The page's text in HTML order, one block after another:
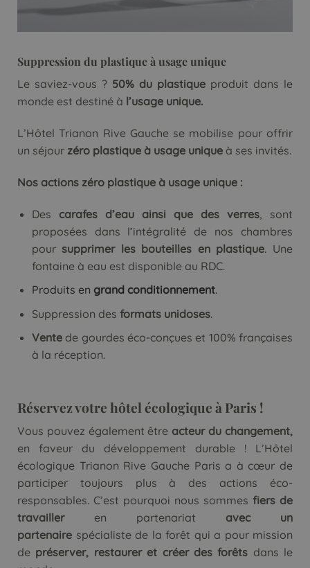
Suppression du plastique à usage unique
Le saviez-vous ? 50% du plastique produit dans le
monde est destiné à l’usage unique.
L’Hôtel Trianon Rive Gauche se mobilise pour offrir
un séjour zéro plastique à usage unique à ses invités.
Nos actions zéro plastique à usage unique :
Des carafes d’eau ainsi que des verres, sont
proposées dans l’intégralité de nos chambres
pour supprimer les bouteilles en plastique. Une
fontaine à eau est disponible au RDC.
Produits en grand conditionnement.
Suppression des formats unidoses.
Ventede gourdes éco-conçues et 100% françaises
à la réception.
Réservez votre hôtel écologique à Paris !
Vous pouvez également être acteur du changement,
en faveur du développement durable ! L’Hôtel
écologique Trianon Rive Gauche Paris a à cœur de
participer toujours plus à des actions éco-
responsables. C’est pourquoi nous sommes fiers de
travailleren partenariat avec un
partenaire spécialiste de la forêt qui a pour mission
de préserver, restaurer et créer des forêts dans le